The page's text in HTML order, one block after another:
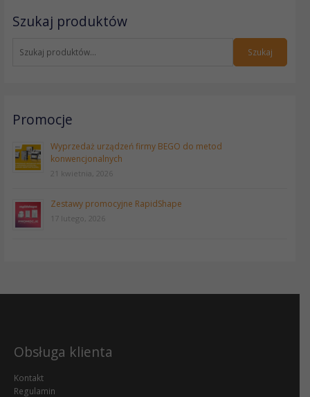
Szukaj produktów
z
Szukaj
Promocje
Wyprzedaż urządzeń firmy BEGO do metod
konwencjonalnych
21 kwietnia, 2026
Zestawy promocyjne RapidShape
17 lutego, 2026
Obsługa klienta
Kontakt
Regulamin